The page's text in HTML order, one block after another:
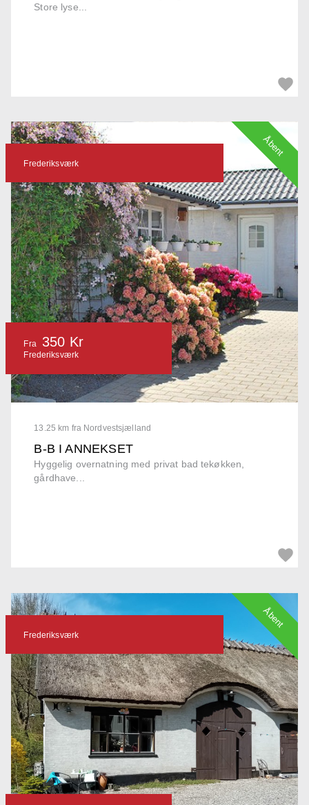
Store lyse...
13.25 km fra Nordvestsjælland
B-B I ANNEKSET
Hyggelig overnatning med privat bad tekøkken,
gårdhave...
Frederiksværk
Fra 350 Kr
Frederiksværk
Åbent
Frederiksværk
Åbent